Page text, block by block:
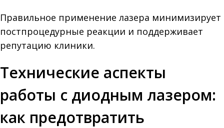
Правильное применение лазера минимизирует
постпроцедурные реакции и поддерживает
репутацию клиники.
Технические аспекты
работы с диодным лазером:
как предотвратить